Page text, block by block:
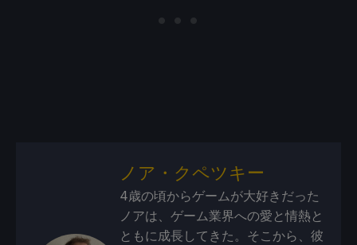
ノア・クペツキー
4歳の頃からゲームが大好きだった
ノアは、ゲーム業界への愛と情熱と
ともに成長してきた。そこから、彼